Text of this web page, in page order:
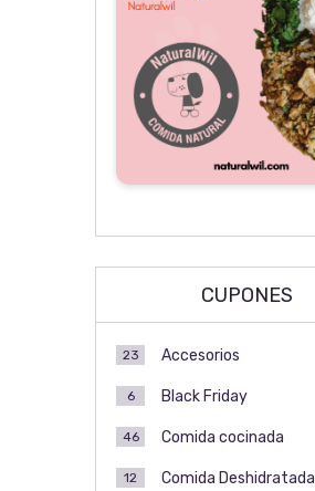
CUPONES
Accesorios
23
Black Friday
6
Comida cocinada
46
Comida Deshidratada
12